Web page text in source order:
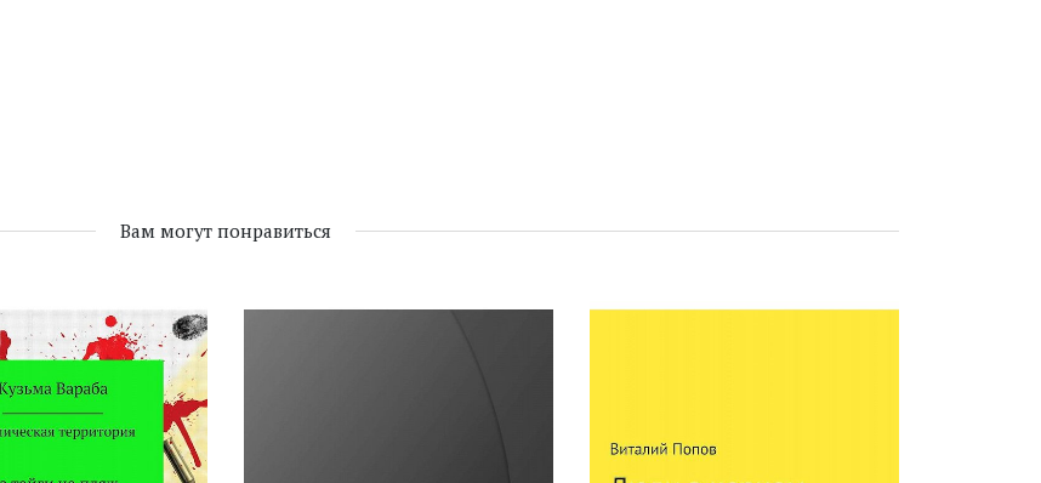
Вам могут понравиться